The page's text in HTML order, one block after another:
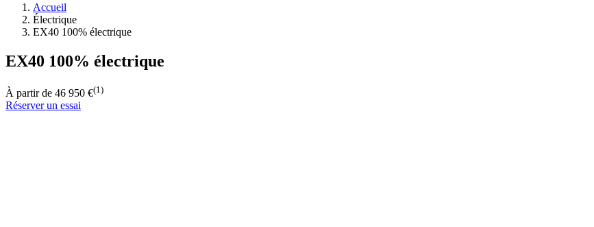
Accueil
Électrique
EX40 100% électrique
EX40 100% électrique
À partir de 46 950 €(1)
Réserver un essai